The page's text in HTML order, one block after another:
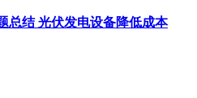
总结 光伏发电设备降低成本